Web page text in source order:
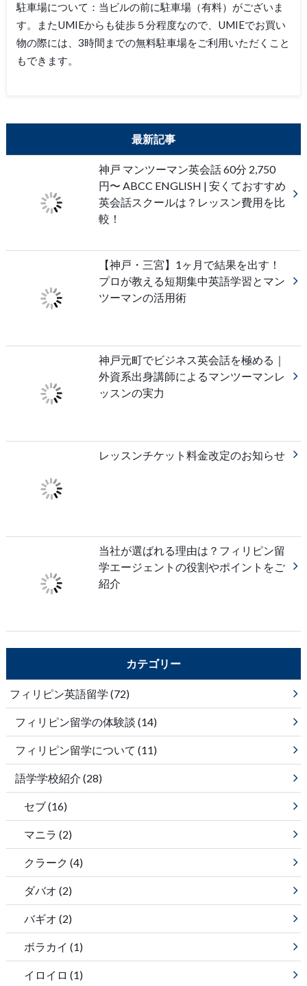
駐車場について：当ビルの前に駐車場（有料）がございま
す。またUMIEからも徒歩５分程度なので、UMIEでお買い
物の際には、3時間までの無料駐車場をご利用いただくこと
もできます。
最新記事
神戸 マンツーマン英会話 60分 2,750
円〜 ABCC ENGLISH | 安くておすすめ
英会話スクールは？レッスン費用を比
較！
【神戸・三宮】1ヶ月で結果を出す！
プロが教える短期集中英語学習とマン
ツーマンの活用術
神戸元町でビジネス英会話を極める｜
外資系出身講師によるマンツーマンレ
ッスンの実力
レッスンチケット料金改定のお知らせ
当社が選ばれる理由は？フィリピン留
学エージェントの役割やポイントをご
紹介
カテゴリー
フィリピン英語留学 (72)
フィリピン留学の体験談 (14)
フィリピン留学について (11)
語学学校紹介 (28)
セブ(16)
マニラ (2)
クラーク (4)
ダバオ (2)
バギオ (2)
ボラカイ (1)
イロイロ (1)